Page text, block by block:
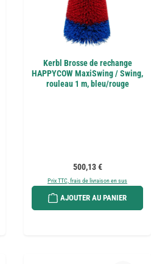
Kerbl Brosse de rechange
HAPPYCOW MaxiSwing / Swing,
rouleau 1 m, bleu/rouge
Prix régulier :
500,13 €
Prix TTC, frais de livraison en sus
AJOUTER AU PANIER